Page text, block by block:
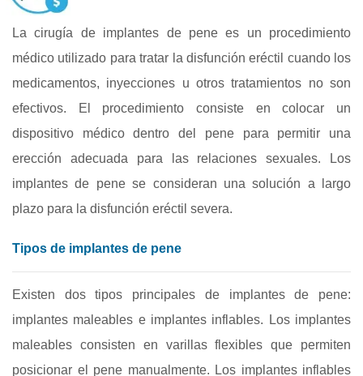
La cirugía de implantes de pene es un procedimiento
médico utilizado para tratar la disfunción eréctil cuando los
medicamentos, inyecciones u otros tratamientos no son
efectivos. El procedimiento consiste en colocar un
dispositivo médico dentro del pene para permitir una
erección adecuada para las relaciones sexuales. Los
implantes de pene se consideran una solución a largo
plazo para la disfunción eréctil severa.
Tipos de implantes de pene
Existen dos tipos principales de implantes de pene:
implantes maleables e implantes inflables. Los implantes
maleables consisten en varillas flexibles que permiten
posicionar el pene manualmente. Los implantes inflables